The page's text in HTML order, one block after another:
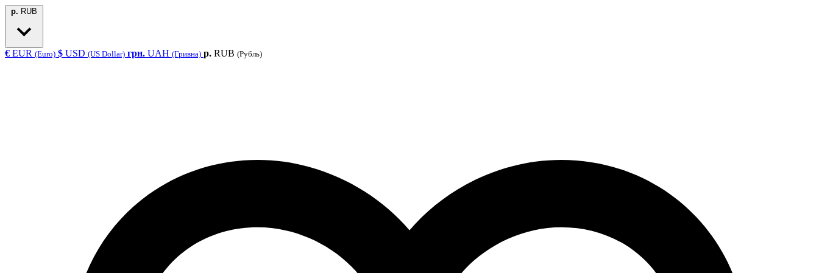
р. RUB
€ EUR (Euro) $ USD (US Dollar) грн. UAH (Гривна) р. RUB (Рубль)